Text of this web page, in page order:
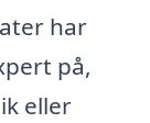
har
på,
eller